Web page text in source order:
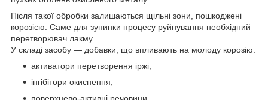
Після такої обробки залишаються щільні зони, пошкоджені
корозією. Саме для зупинки процесу руйнування необхідний
перетворювач лакму.
У складі засобу — добавки, що впливають на молоду корозію:
активатори перетворення іржі;
інгібітори окиснення;